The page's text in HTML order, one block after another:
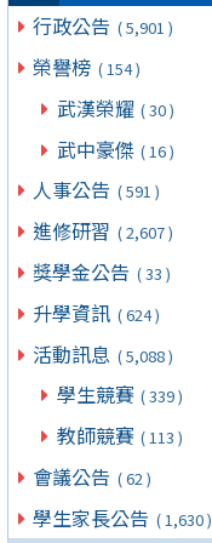
行政公告 ( 5,901 )
榮譽榜 ( 154 )
武漢榮耀 ( 30 )
武中豪傑 ( 16 )
人事公告 ( 591 )
進修研習 ( 2,607 )
獎學金公告 ( 33 )
升學資訊 ( 624 )
活動訊息 ( 5,088 )
學生競賽 ( 339 )
教師競賽 ( 113 )
會議公告 ( 62 )
學生家長公告 ( 1,630 )